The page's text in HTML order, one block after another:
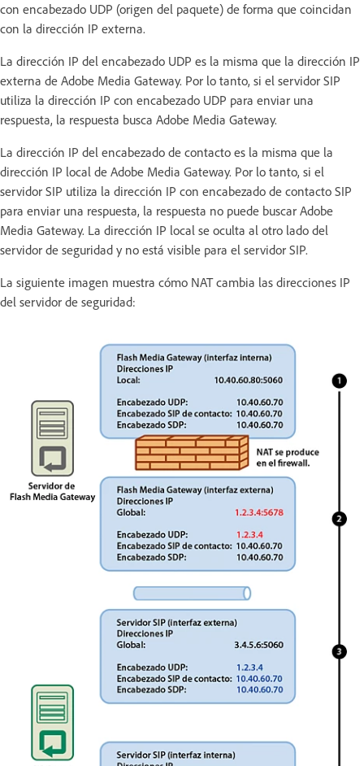
con encabezado UDP (origen del paquete) de forma que coincidan
con la dirección IP externa.
La dirección IP del encabezado UDP es la misma que la dirección IP
externa de Adobe Media Gateway. Por lo tanto, si el servidor SIP
utiliza la dirección IP con encabezado UDP para enviar una
respuesta, la respuesta busca Adobe Media Gateway.
La dirección IP del encabezado de contacto es la misma que la
dirección IP local de Adobe Media Gateway. Por lo tanto, si el
servidor SIP utiliza la dirección IP con encabezado de contacto SIP
para enviar una respuesta, la respuesta no puede buscar Adobe
Media Gateway. La dirección IP local se oculta al otro lado del
servidor de seguridad y no está visible para el servidor SIP.
La siguiente imagen muestra cómo NAT cambia las direcciones IP
del servidor de seguridad: